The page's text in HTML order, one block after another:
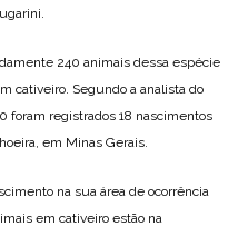
240 animais dessa espécie
cativeiro. Segundo a analista do
foram registrados 18 nascimentos
em Minas Gerais.
na sua área de ocorrência
em cativeiro estão na